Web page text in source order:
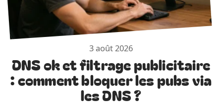
3 août 2026
DNS ok et filtrage publicitaire
: comment bloquer les pubs via
les DNS ?